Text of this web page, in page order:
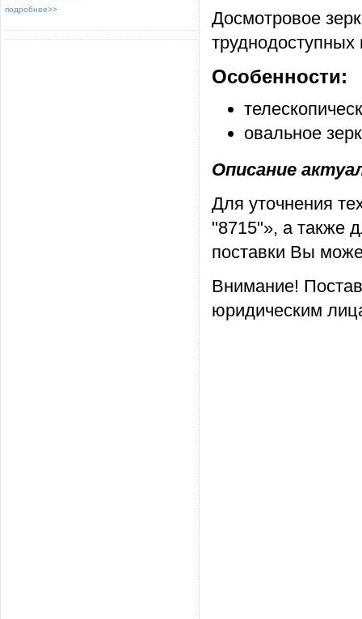
подробнее>>
Досмотровое
труднодоступных
Особенности:
овальное
Описание
Для уточнения
"8715"», а также
поставки Вы
Внимание!
юридическим